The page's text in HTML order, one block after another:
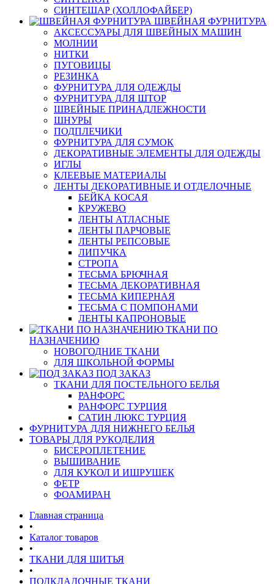
СИНТЕШАР (ХОЛЛОФАЙБЕР)
ШВЕЙНАЯ ФУРНИТУРА
АКСЕССУАРЫ ДЛЯ ШВЕЙНЫХ МАШИН
МОЛНИИ
НИТКИ
ПУГОВИЦЫ
РЕЗИНКА
ФУРНИТУРА ДЛЯ ОДЕЖДЫ
ФУРНИТУРА ДЛЯ ШТОР
ШВЕЙНЫЕ ПРИНАДЛЕЖНОСТИ
ШНУРЫ
ПОДПЛЕЧИКИ
ФУРНИТУРА ДЛЯ СУМОК
ДЕКОРАТИВНЫЕ ЭЛЕМЕНТЫ ДЛЯ ОДЕЖДЫ
ИГЛЫ
КЛЕЕВЫЕ МАТЕРИАЛЫ
ЛЕНТЫ ДЕКОРАТИВНЫЕ И ОТДЕЛОЧНЫЕ
БЕЙКА КОСАЯ
КРУЖЕВО
ЛЕНТЫ АТЛАСНЫЕ
ЛЕНТЫ ПАРЧОВЫЕ
ЛЕНТЫ РЕПСОВЫЕ
ЛИПУЧКА
СТРОПА
ТЕСЬМА БРЮЧНАЯ
ТЕСЬМА ДЕКОРАТИВНАЯ
ТЕСЬМА КИПЕРНАЯ
ТЕСЬМА С ПОМПОНАМИ
ЛЕНТЫ КАПРОНОВЫЕ
ТКАНИ ПО
НАЗНАЧЕНИЮ
НОВОГОДНИЕ ТКАНИ
ДЛЯ ШКОЛЬНОЙ ФОРМЫ
ПОД ЗАКАЗ
ТКАНИ ДЛЯ ПОСТЕЛЬНОГО БЕЛЬЯ
РАНФОРС
РАНФОРС ТУРЦИЯ
САТИН ЛЮКС ТУРЦИЯ
ФУРНИТУРА ДЛЯ НИЖНЕГО БЕЛЬЯ
ТОВАРЫ ДЛЯ РУКОДЕЛИЯ
БИСЕРОПЛЕТЕНИЕ
ВЫШИВАНИЕ
ДЛЯ КУКОЛ И ИШРУШЕК
ФЕТР
ФОАМИРАН
Главная страница
•
Каталог товаров
•
ТКАНИ ДЛЯ ШИТЬЯ
•
ПОДКЛАДОЧНЫЕ ТКАНИ